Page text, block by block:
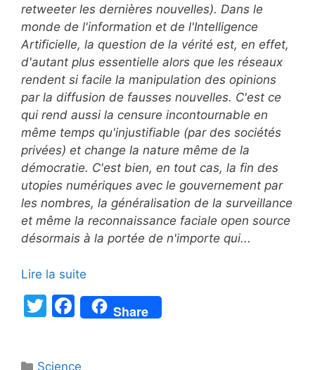
retweeter les dernières nouvelles). Dans le
monde de l'information et de l'Intelligence
Artificielle, la question de la vérité est, en effet,
d'autant plus essentielle alors que les réseaux
rendent si facile la manipulation des opinions
par la diffusion de fausses nouvelles. C'est ce
qui rend aussi la censure incontournable en
même temps qu'injustifiable (par des sociétés
privées) et change la nature même de la
démocratie. C'est bien, en tout cas, la fin des
utopies numériques avec le gouvernement par
les nombres, la généralisation de la surveillance
et même la reconnaissance faciale open source
désormais à la portée de n'importe qui...
Lire la suite
T
F
a
Share
Catégories
Science